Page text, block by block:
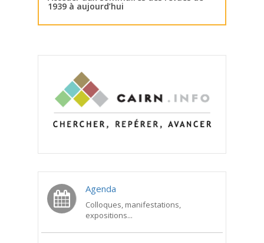
1939 à aujourd’hui
Agenda
Colloques, manifestations,
expositions...